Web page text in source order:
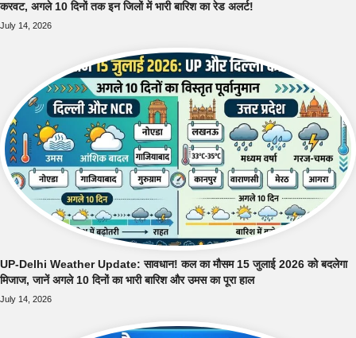
करवट, अगले 10 दिनों तक इन जिलों में भारी बारिश का रेड अलर्ट!
July 14, 2026
UP-Delhi Weather Update: सावधान! कल का मौसम 15 जुलाई 2026 को बदलेगा
मिजाज, जानें अगले 10 दिनों का भारी बारिश और उमस का पूरा हाल
July 14, 2026